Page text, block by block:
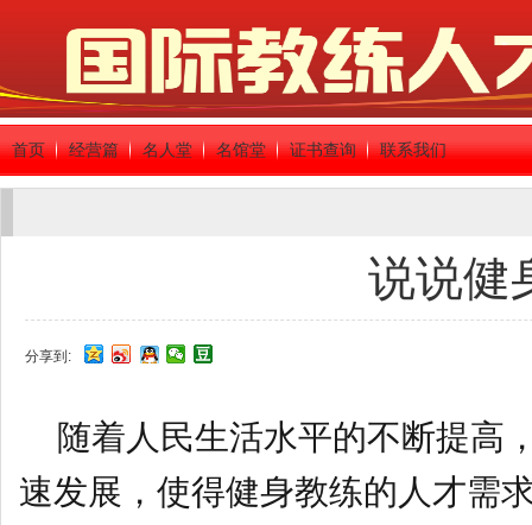
首页 经营篇 名人堂 名馆堂 证书查询 联系我们
说说健
分享到:
随着人民生活水平的不断提高
速发展，使得健身教练的人才需